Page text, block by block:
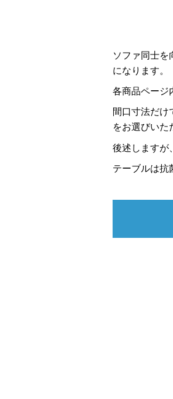
ソファ同士を
になります。
各商品ページ
間口寸法だ
をお選びいた
後述しますが
テーブルは抗